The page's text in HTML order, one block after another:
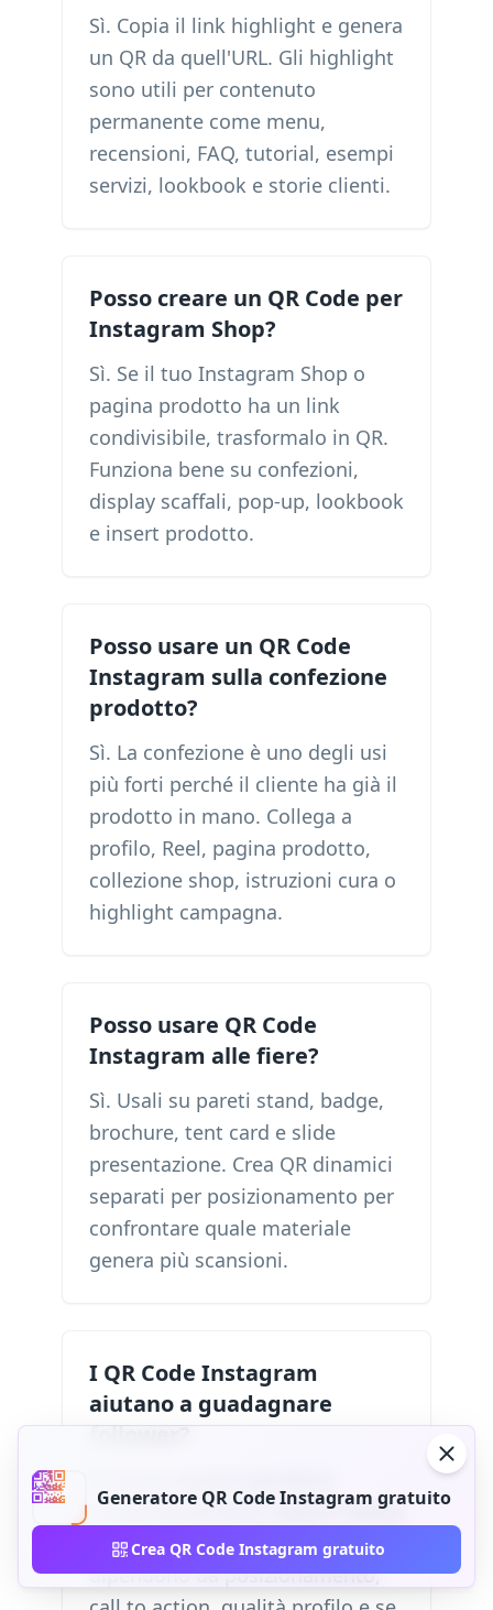
Sì. Copia il link highlight e genera
un QR da quell'URL. Gli highlight
sono utili per contenuto
permanente come menu,
recensioni, FAQ, tutorial, esempi
servizi, lookbook e storie clienti.
Posso creare un QR Code per
Instagram Shop?
Sì. Se il tuo Instagram Shop o
pagina prodotto ha un link
condivisibile, trasformalo in QR.
Funziona bene su confezioni,
display scaffali, pop-up, lookbook
e insert prodotto.
Posso usare un QR Code
Instagram sulla confezione
prodotto?
Sì. La confezione è uno degli usi
più forti perché il cliente ha già il
prodotto in mano. Collega a
profilo, Reel, pagina prodotto,
collezione shop, istruzioni cura o
highlight campagna.
Posso usare QR Code
Instagram alle fiere?
Sì. Usali su pareti stand, badge,
brochure, tent card e slide
presentazione. Crea QR dinamici
separati per posizionamento per
confrontare quale materiale
genera più scansioni.
I QR Code Instagram
aiutano a guadagnare
follower?
scansione elimina il passo ricerca
nome utente. I risultati
dipendono da posizionamento,
Generatore QR Code Instagram gratuito
Crea QR Code Instagram gratuito